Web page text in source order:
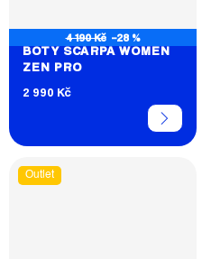
4 190 Kč –28 %
BOTY SCARPA WOMEN
ZEN PRO
2 990 Kč
Outlet